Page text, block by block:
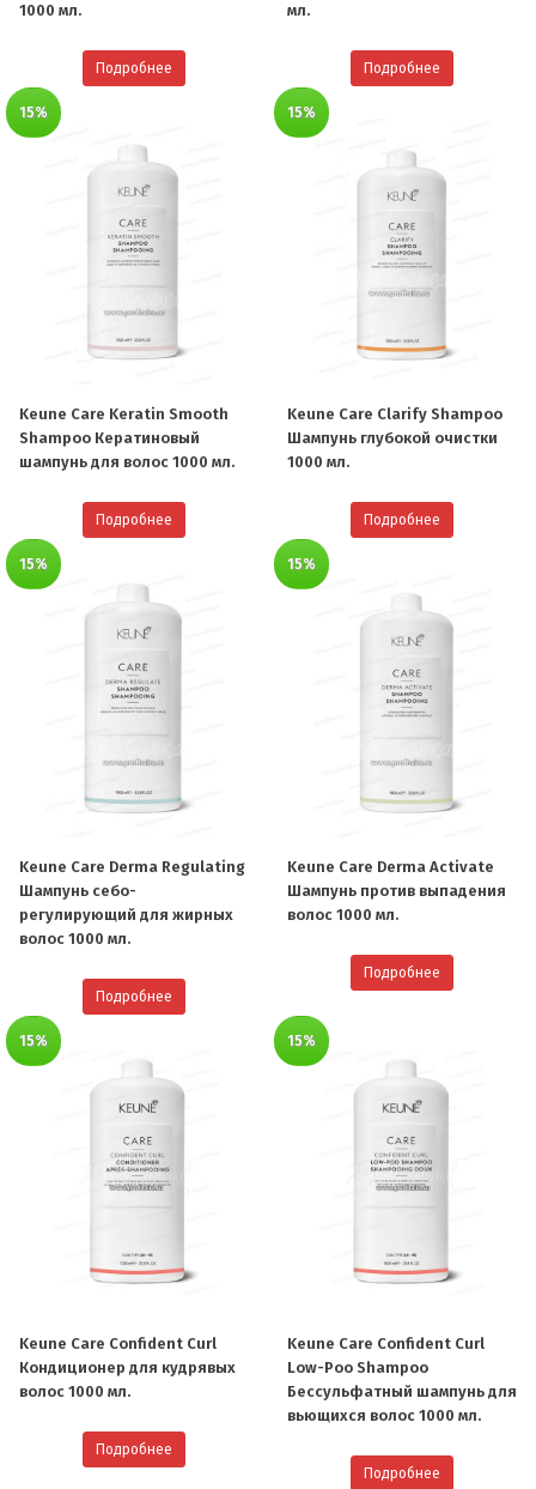
1000 мл.
Подробнее
мл.
Подробнее
15%
Keune Care Keratin Smooth
Shampoo Кератиновый
шампунь для волос 1000 мл.
Подробнее
15%
Keune Care Clarify Shampoo
Шампунь глубокой очистки
1000 мл.
Подробнее
15%
Keune Care Derma Regulating
Шампунь себо-
регулирующий для жирных
волос 1000 мл.
Подробнее
15%
Keune Care Derma Activate
Шампунь против выпадения
волос 1000 мл.
Подробнее
15%
Keune Care Confident Curl
Кондиционер для кудрявых
волос 1000 мл.
Подробнее
15%
Keune Care Confident Curl
Low-Poo Shampoo
Бессульфатный шампунь для
вьющихся волос 1000 мл.
Подробнее